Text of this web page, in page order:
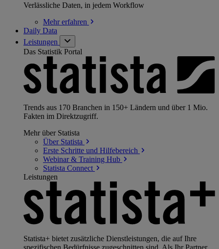
Verlässliche Daten, in jedem Workflow
Mehrerfahren
Daily Data
Leistungen
Das Statistik Portal
Trends aus 170 Branchen in 150+ Ländern und über 1 Mio.
Fakten im Direktzugriff.
Mehr über Statista
Über Statista
Erste Schritte und Hilfebereich
Webinar & Training Hub
Statista Connect
Leistungen
Statista+ bietet zusätzliche Dienstleistungen, die auf Ihre
spezifischen Bedürfnisse zugeschnitten sind. Als Ihr Partner